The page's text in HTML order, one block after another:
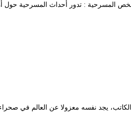
ملخص المسرحية : تدور أحداث المسرحية
يجد نفسه معزولا عن العالم في